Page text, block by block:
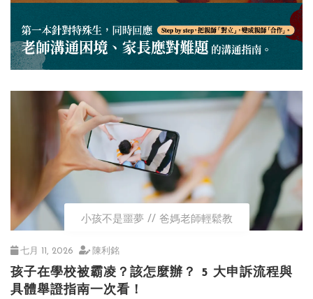
小孩不是噩夢 爸媽老師輕鬆教
七月 11, 2026 陳利銘
孩子在學校被霸凌？該怎麼辦？ 5 大申訴流程與
具體舉證指南一次看！